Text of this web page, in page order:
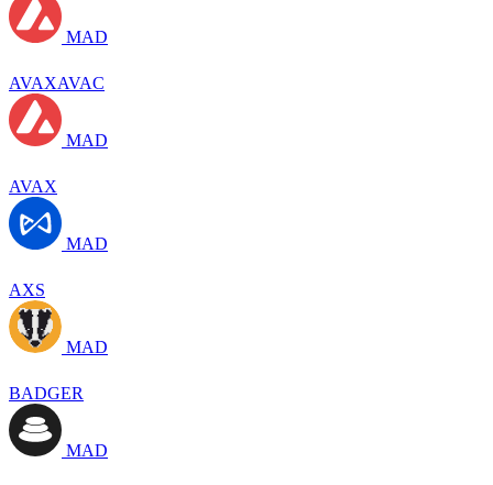
MAD
AVAXAVAC
MAD
AVAX
MAD
AXS
MAD
BADGER
MAD